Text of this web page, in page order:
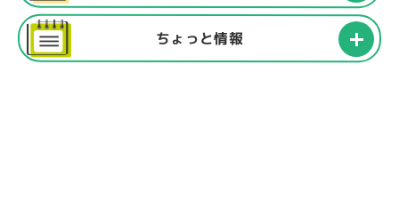
ちょっと情報